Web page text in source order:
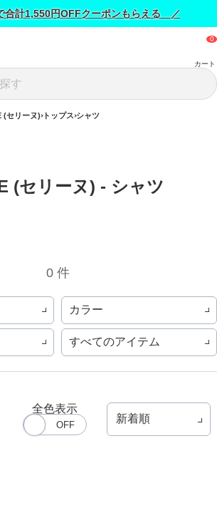
計1,550円OFFクーポンもらえる ／
カート
(セリーヌ) トップス シャツ
(セリーヌ) - シャツ
0 件
カラー
すべてのアイテム
全色表示